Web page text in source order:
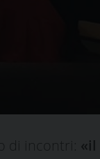
di incontri: «il